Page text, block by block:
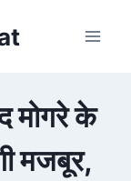
मोगरे के
मजबूर,